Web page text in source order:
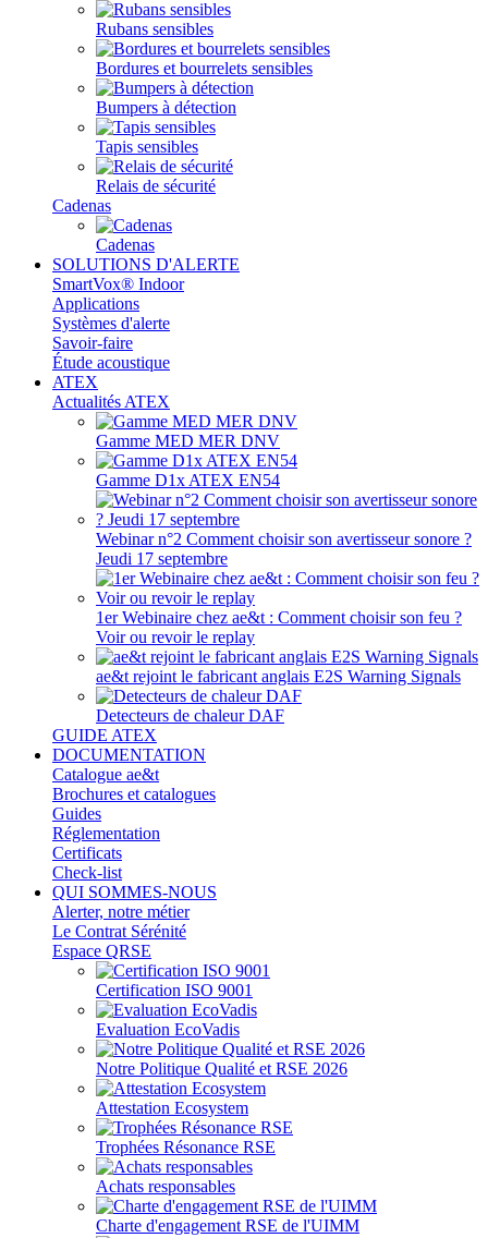
Rubans sensibles
Bordures et bourrelets sensibles
Bumpers à détection
Tapis sensibles
Relais de sécurité
Cadenas
Cadenas
SOLUTIONS D'ALERTE
SmartVox® Indoor
Applications
Systèmes d'alerte
Savoir-faire
Étude acoustique
ATEX
Actualités ATEX
Gamme MED MER DNV
Gamme D1x ATEX EN54
Webinar n°2 Comment choisir son avertisseur sonore ?
Jeudi 17 septembre
1er Webinaire chez ae&t : Comment choisir son feu ?
Voir ou revoir le replay
ae&t rejoint le fabricant anglais E2S Warning Signals
Detecteurs de chaleur DAF
GUIDE ATEX
DOCUMENTATION
Catalogue ae&t
Brochures et catalogues
Guides
Réglementation
Certificats
Check-list
QUI SOMMES-NOUS
Alerter, notre métier
Le Contrat Sérénité
Espace QRSE
Certification ISO 9001
Evaluation EcoVadis
Notre Politique Qualité et RSE 2026
Attestation Ecosystem
Trophées Résonance RSE
Achats responsables
Charte d'engagement RSE de l'UIMM